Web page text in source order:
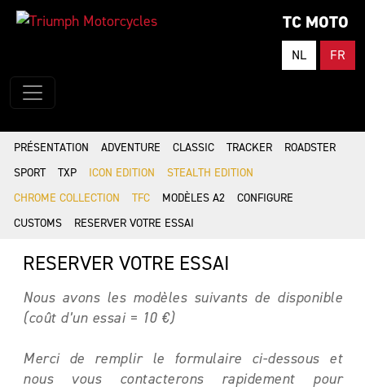
TC MOTO
NL FR
PRÉSENTATION ADVENTURE CLASSIC TRACKER
ROADSTER
SPORT
TXP ICON EDITION
STEALTH EDITION
CHROME COLLECTION
TFC MODÈLES A2
CONFIGURE
CUSTOMS
RESERVER VOTRE ESSAI
RESERVER VOTRE ESSAI
Nous avons les modèles suivants de disponible
(coût d’un essai = 10 €)
Merci de remplir le formulaire ci-dessous et
nous vous contacterons rapidement pour